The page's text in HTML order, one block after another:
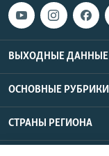
ВЫХОДНЫЕ ДАННЫЕ
ОСНОВНЫЕ РУБРИКИ
СТРАНЫ РЕГИОНА